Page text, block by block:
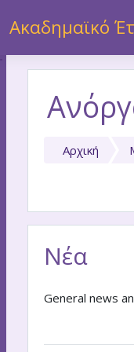
Ακαδημαϊκό
Αρχική
Νέα
General news